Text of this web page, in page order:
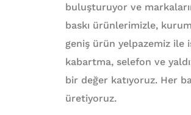
buluşturuyor ve
baskı ürünlerimizle,
geniş ürün yelpazemiz ile
kabartma, selefon ve
bir değer katıyoruz. Her
üretiyoruz.